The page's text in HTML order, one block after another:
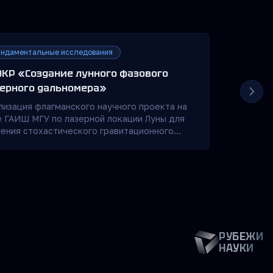
исследования
«Создание лунного фазового
дальномера»
флагманского научного проекта на
ГАИШ МГУ по лазерной локации Луны для
стохастического гравитационного
РУБЕЖИ
НАУКИ
настройках